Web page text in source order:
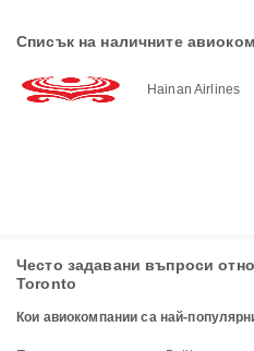
Списък на наличните
Hainan Airlines
Често задавани въпроси
Toronto
Кои авиокомпании са най-